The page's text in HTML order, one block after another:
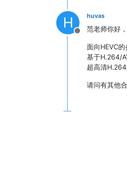
H
Offline
huvas
范老师你好
面向HEVC
基于H.264/
超高清
请问有其他